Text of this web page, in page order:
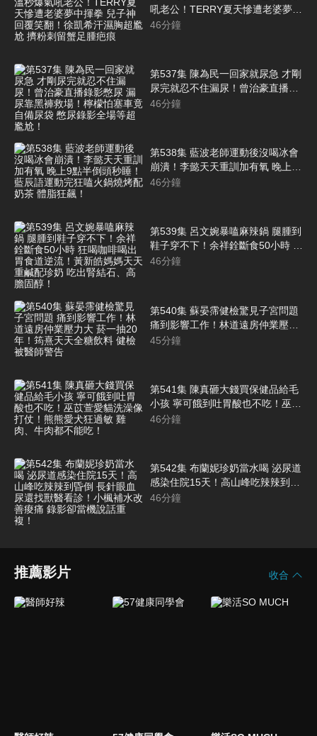
吼老公！TERRY夏天慘遭老婆夢中
揮拳 兒子神回覆笑翻！徐凱希汗濕
46分鐘
第537集 陳為民一回家就尿急 才剛
尿完就忍不住漏尿！曾治豪直播錄
影憋尿 漏尿靠黑褲救場！檸檬怕塞
46分鐘
第538集 藍波老師運動後沒喝冰會
崩潰！李懿天天重訓加有氧 晚上9
點半倒頭秒睡！藍辰語運動完狂嗑
46分鐘
第539集 呂文婉暴嗑麻辣鍋 腿腫到
鞋子穿不下！余祥銓斷食50小時 狂
喝咖啡喝出胃食道逆流！黃新皓媽
46分鐘
第540集 蘇晏霈健檢驚見子宮問題
痛到影響工作！林道遠房仲業壓力
大 菸一抽20年！筠熹天天全糖飲料
45分鐘
第541集 陳真砸大錢買保健品給毛
小孩 寧可餓到吐胃酸也不吃！巫苡
萱愛貓洗澡像打仗！熊熊愛犬狂過
46分鐘
第542集 布蘭妮珍奶當水喝 泌尿道
感染住院15天！高山峰吃辣辣到昏
倒 長針眼血尿還找獸醫看診！小楓
46分鐘
推薦影片 收合